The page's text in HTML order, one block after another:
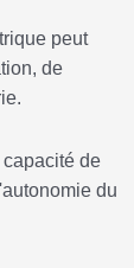
peut
de
capacité de
du